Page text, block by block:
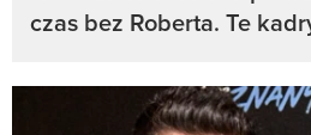
czas bez Roberta. Te